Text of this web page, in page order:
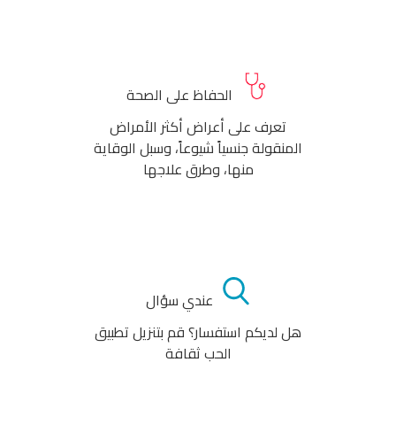
الحفاظ على الصحة
تعرف على أعراض أكثر الأمراض
المنقولة جنسياً شيوعاً، وسبل الوقاية
منها، وطرق علاجها
عندي سؤال
هل لديكم استفسار؟ قم بتنزيل تطبيق
الحب ثقافة